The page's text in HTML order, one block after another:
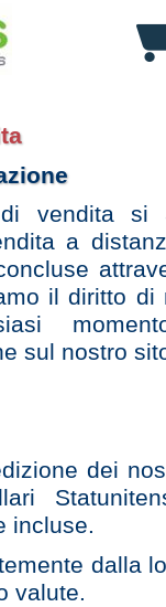
vendita si
a
il diritto di
sul nostro
dei
incluse.
dalla
valute.